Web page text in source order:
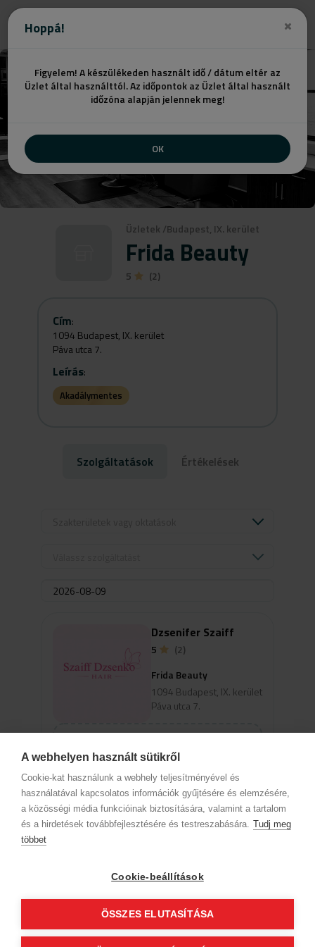
Hoppá!
Figyelem! A készülékeden használt idő / dátum eltér az
Üzlet által használttól. Az időpontok az Üzlet által használt
időzóna alapján jelennek meg!
OK
A webhelyen használt sütikről
Cookie-kat használunk a webhely teljesítményével és
használatával kapcsolatos információk gyűjtésére és elemzésére,
a közösségi média funkcióinak biztosítására, valamint a tartalom
és a hirdetések továbbfejlesztésére és testreszabására. Tudj meg
többet
Cookie-beállítások
ÖSSZES ELUTASÍTÁSA
Üzletek /Budapest, IX. kerület
Frida Beauty
5 (2)
Cím:
1094 Budapest, IX. kerület
Páva utca 7.
Leírás:
Akadálymentes
Szolgáltatások Értékelések
Szolgáltatások
Az időpontok megjelenéséhez
válassz szakterületet és szolgáltatást
Dzsenifer Szaiff
5
(2)
Frida Beauty
1094 Budapest, IX. kerület
Páva utca 7.
Kövess minket!